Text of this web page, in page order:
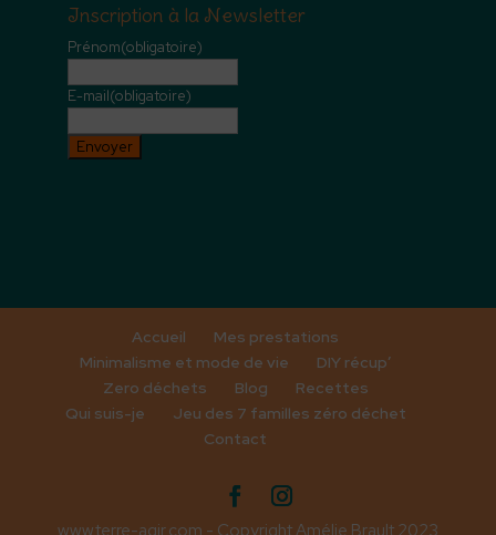
Inscription à la Newsletter
Prénom(obligatoire)
E-mail(obligatoire)
Envoyer
Accueil
Mes prestations
Minimalisme et mode de vie
DIY récup’
Zero déchets
Blog
Recettes
Qui suis-je
Jeu des 7 familles zéro déchet
Contact